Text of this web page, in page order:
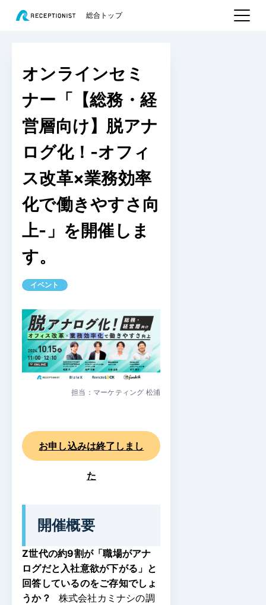
総合トップ
オンラインセミ
ナー「【総務・経
営層向け】脱アナ
ログ化！-オフィ
ス改革×業務効率
化で働きやすさ向
上-」を開催しま
す。
イベント
担当：マーケティング 松浦
お申し込みは終了しまし
た
開催概要
Z世代の約9割が「職場がアナ
ログだと入社意欲が下がる」と
回答しているのをご存知でしょ
うか？
株式会社カミナシの調